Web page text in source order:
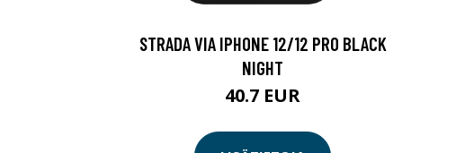
STRADA VIA IPHONE 12/12 PRO BLACK
NIGHT
40.7 EUR